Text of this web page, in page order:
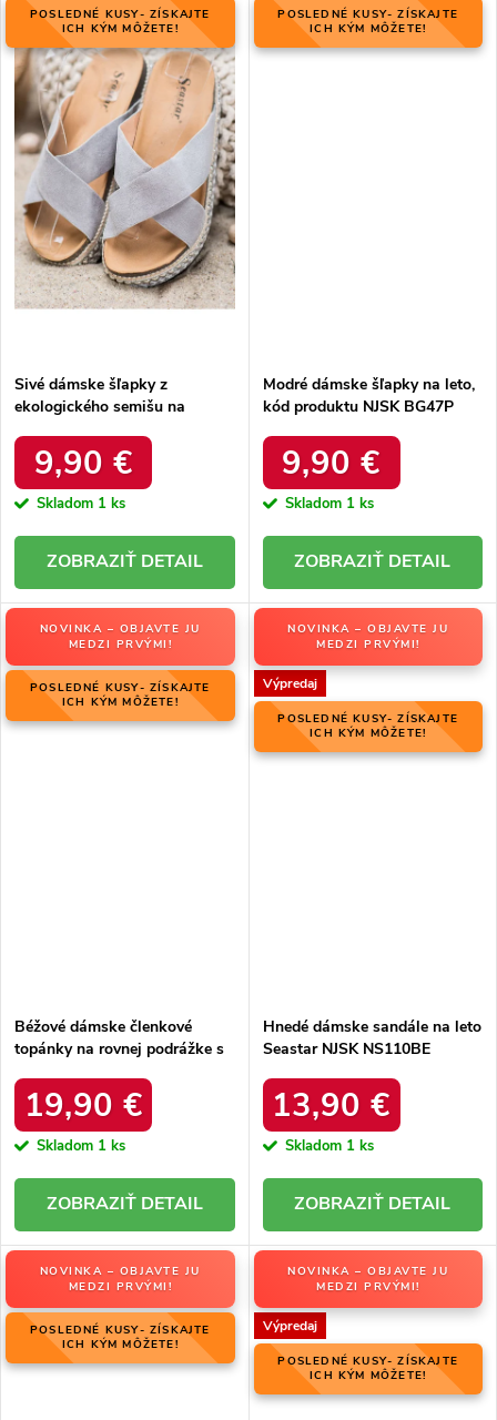
POSLEDNÉ KUSY- ZÍSKAJTE
ICH KÝM MÔŽETE!
Sivé dámske šľapky z
ekologického semišu na
G187G9,90 €
Skladom 1 ks
DETAIL
POSLEDNÉ KUSY- ZÍSKAJTE
ICH KÝM MÔŽETE!
Modré dámske šľapky na leto,
kód produktu NJSK BG47P
9,90 €
Skladom 1 ks
DETAIL
NOVINKA – OBJAVTE JU
MEDZI PRVÝMI!
POSLEDNÉ KUSY- ZÍSKAJTE
ICH KÝM MÔŽETE!
Béžové dámske členkové
topánky na rovnej podrážke s
NB577P BEIGE
19,90 €
Skladom 1 ks
DETAIL
NOVINKA – OBJAVTE JU
MEDZI PRVÝMI!
Výpredaj
POSLEDNÉ KUSY- ZÍSKAJTE
ICH KÝM MÔŽETE!
Hnedé dámske sandále na leto
Seastar NJSK NS110BE
13,90 €
Skladom 1 ks
DETAIL
NOVINKA – OBJAVTE JU
MEDZI PRVÝMI!
POSLEDNÉ KUSY- ZÍSKAJTE
ICH KÝM MÔŽETE!
NOVINKA – OBJAVTE JU
MEDZI PRVÝMI!
Výpredaj
POSLEDNÉ KUSY- ZÍSKAJTE
ICH KÝM MÔŽETE!